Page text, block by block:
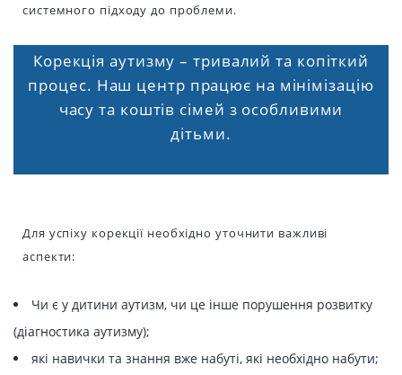
системного підходу до проблеми.
Корекція аутизму – тривалий та копіткий
процес. Наш центр працює на мінімізацію
часу та коштів сімей з особливими
дітьми.
Для успіху корекції необхідно уточнити важливі
аспекти:
Чи є у дитини аутизм, чи це інше порушення розвитку
(діагностика аутизму);
які навички та знання вже набуті, які необхідно набути;